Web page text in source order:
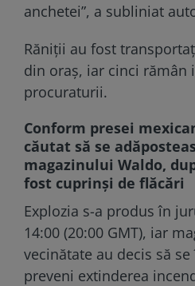
anchetei”, a subliniat
Răniții au fost
din oraș, iar cinci
procuraturii.
Conform presei
căutat să se
magazinului Waldo,
fost cuprinși de flăcări
Explozia s-a produs în
14:00 (20:00 GMT), iar
vecinătate au decis să
preveni extinderea